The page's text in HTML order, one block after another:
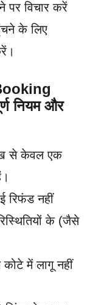
विचार करें
के लिए
नियम और
से केवल एक
रिफंड नहीं
के (जैसे
कोटे में लागू नहीं